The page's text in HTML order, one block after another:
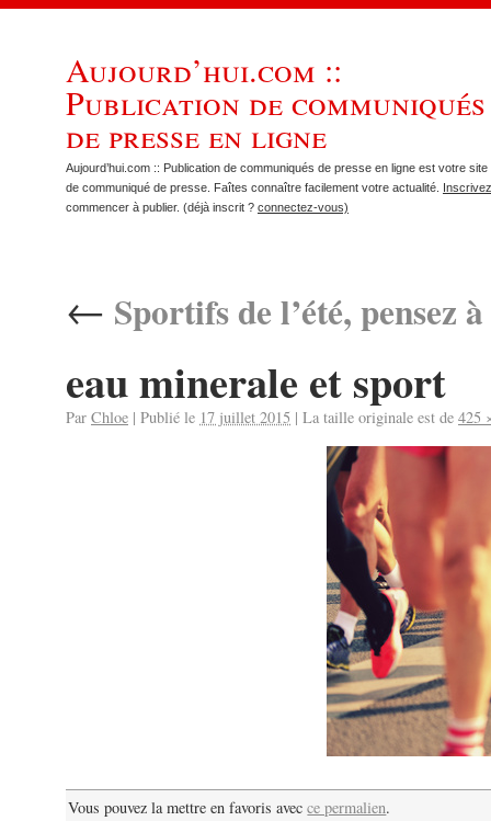
Aujourd’hui.com ::
Publication de communiqués
de presse en ligne
Aujourd’hui.com :: Publication de communiqués de presse en ligne est votre site
de communiqué de presse. Faîtes connaître facilement votre actualité.
commencer à publier. (déjà inscrit ? connectez-vous)
← Sportifs de l’été, pensez
eau minerale et sport
Par Chloe | Publié le 17 juillet 2015 | La taille originale est de 425
Vous pouvez la mettre en favoris avecce permalien.